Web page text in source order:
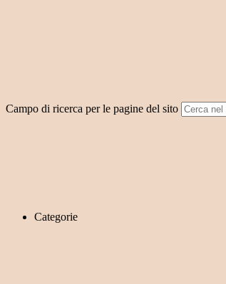
Campo di ricerca per le pagine del sito
Categorie